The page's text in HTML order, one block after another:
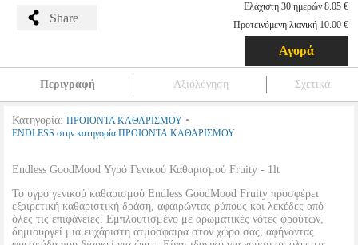
Share
Ελάχιστη 30 ημερών 8.05 €
Προτεινόμενη λιανική 10.00 €
Αγορά
Περιγραφή Αξιολόγηση Σχετικά
Κατηγορία: ΠΡΟΙΟΝΤΑ ΚΑΘΑΡΙΣΜΟΥ •
ENDLESS στην κατηγορία ΠΡΟΙΟΝΤΑ ΚΑΘΑΡΙΣΜΟΥ
Endless GoodMood Υγρό Γενικού Καθαρισμού Fruity - 1lt
Το υγρό γενικού καθαρισμού Endless GoodMood Fruity προσφέρει
εξαιρετική καθαριστική δράση, αφαιρώντας ρύπους και λεκέδες από
όλες τις επιφάνειες. Εμπλουτισμένο με αρωματικές νότες φρούτων,
δημιουργεί μια ευχάριστη ατμόσφαιρα στον χώρο σας, αφήνοντας